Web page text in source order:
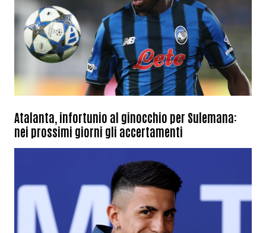
Atalanta, infortunio al ginocchio per Sulemana:
nei prossimi giorni gli accertamenti